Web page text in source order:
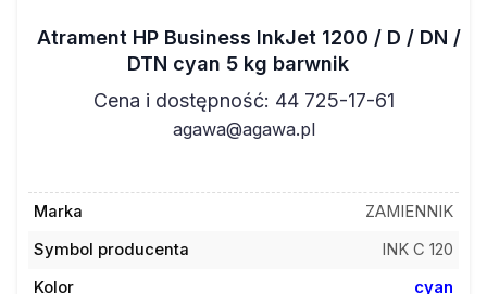
Atrament HP Business InkJet 1200 / D / DN /
DTN cyan 5 kg barwnik
Cena i dostępność: 44 725-17-61
agawa@agawa.pl
Marka
ZAMIENNIK
Symbol producenta
INK C 120
Kolor
cyan